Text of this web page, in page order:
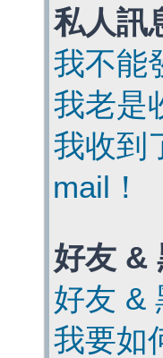
私人訊
我不能
我老是
我收到
mail！
好友 &
好友 &
我要如